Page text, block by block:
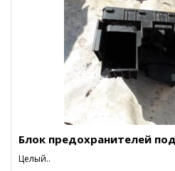
Блок предохранителей
Целый..